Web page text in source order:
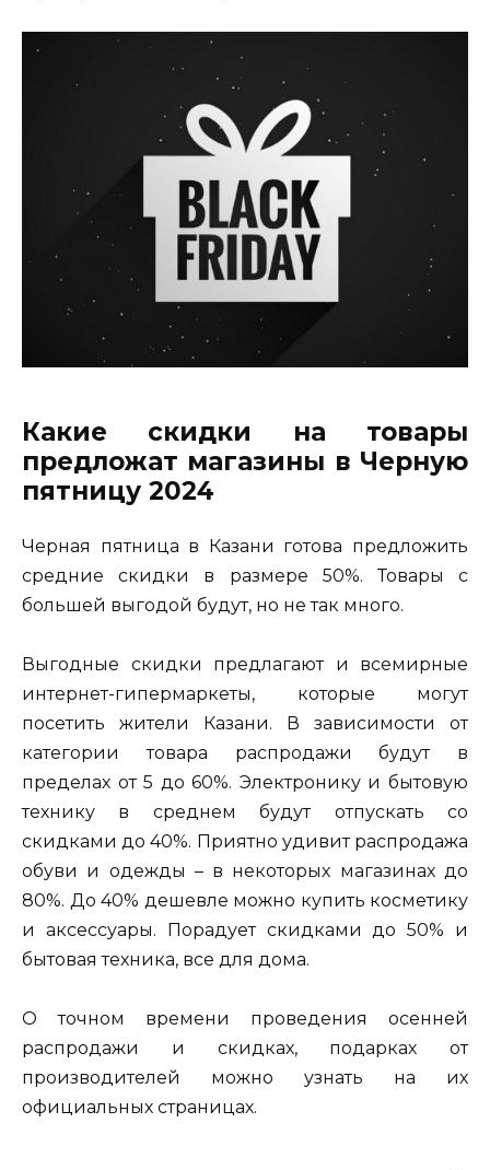
Какие скидки на товары
предложат магазины в Черную
пятницу 2024
Черная пятница в Казани готова предложить
средние скидки в размере 50%. Товары с
большей выгодой будут, но не так много.
Выгодные скидки предлагают и всемирные
интернет-гипермаркеты, которые могут
посетить жители Казани. В зависимости от
категории товара распродажи будут в
пределах от 5 до 60%. Электронику и бытовую
технику в среднем будут отпускать со
скидками до 40%. Приятно удивит распродажа
обуви и одежды – в некоторых магазинах до
80%. До 40% дешевле можно купить косметику
и аксессуары. Порадует скидками до 50% и
бытовая техника, все для дома.
О точном времени проведения осенней
распродажи и скидках, подарках от
производителей можно узнать на их
официальных страницах.